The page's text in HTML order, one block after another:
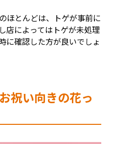
ほとんどは、トゲが事前に
店によってはトゲが未処理
に確認した方が良いでしょ
祝い向きの花っ